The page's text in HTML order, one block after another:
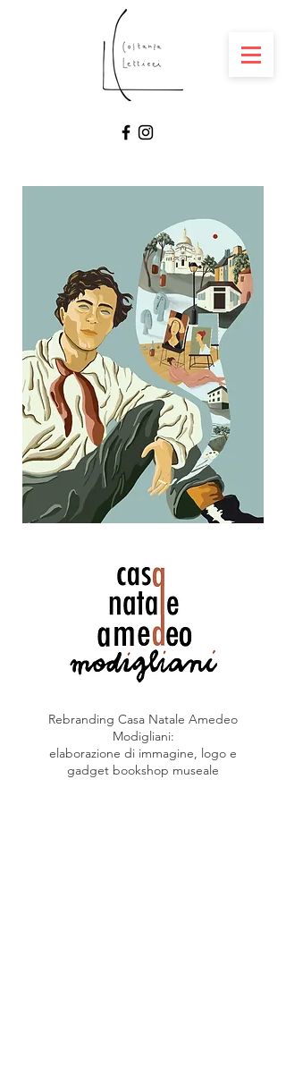
Rebranding Casa Natale Amedeo
Modigliani:
elaborazione di immagine, logo e
gadget bookshop museale